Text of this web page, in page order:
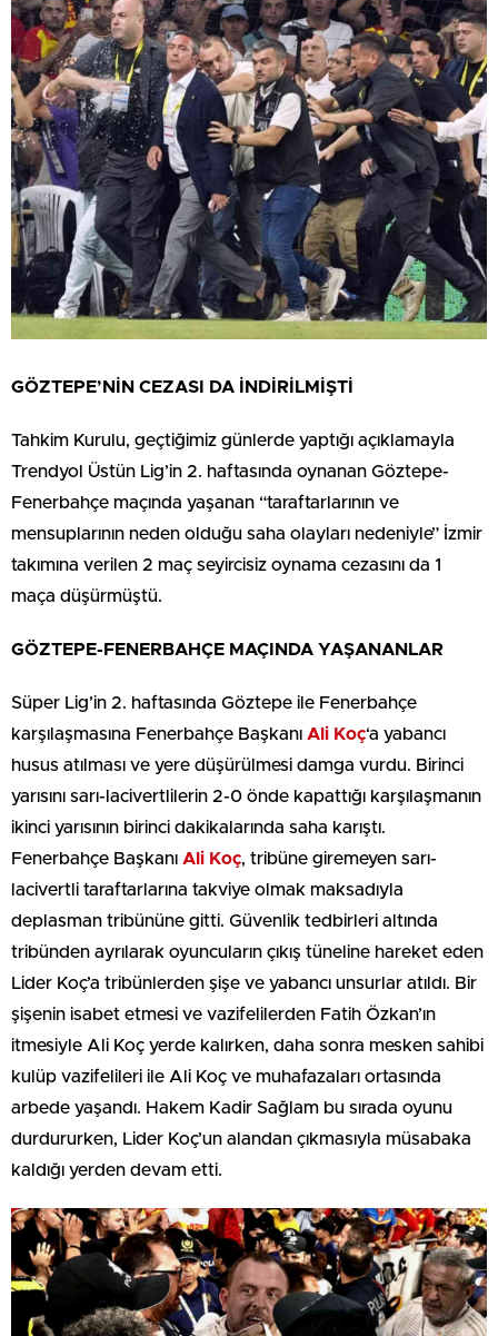
GÖZTEPE’NİN CEZASI DA İNDİRİLMİŞTİ
Tahkim Kurulu, geçtiğimiz günlerde yaptığı açıklamayla
Trendyol Üstün Lig’in 2. haftasında oynanan Göztepe-
Fenerbahçe maçında yaşanan “taraftarlarının ve
mensuplarının neden olduğu saha olayları nedeniyle” İzmir
takımına verilen 2 maç seyircisiz oynama cezasını da 1
maça düşürmüştü.
GÖZTEPE-FENERBAHÇE MAÇINDA YAŞANANLAR
Süper Lig’in 2. haftasında Göztepe ile Fenerbahçe
karşılaşmasına Fenerbahçe Başkanı Ali Koç‘a yabancı
husus atılması ve yere düşürülmesi damga vurdu. Birinci
yarısını sarı-lacivertlilerin 2-0 önde kapattığı karşılaşmanın
ikinci yarısının birinci dakikalarında saha karıştı.
Fenerbahçe Başkanı Ali Koç, tribüne giremeyen sarı-
lacivertli taraftarlarına takviye olmak maksadıyla
deplasman tribününe gitti. Güvenlik tedbirleri altında
tribünden ayrılarak oyuncuların çıkış tüneline hareket eden
Lider Koç’a tribünlerden şişe ve yabancı unsurlar atıldı. Bir
şişenin isabet etmesi ve vazifelilerden Fatih Özkan’ın
itmesiyle Ali Koç yerde kalırken, daha sonra mesken sahibi
kulüp vazifelileri ile Ali Koç ve muhafazaları ortasında
arbede yaşandı. Hakem Kadir Sağlam bu sırada oyunu
durdururken, Lider Koç’un alandan çıkmasıyla müsabaka
kaldığı yerden devam etti.